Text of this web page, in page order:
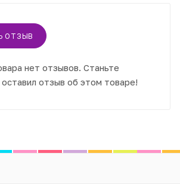
ОТЗЫВ
нет отзывов. Станьте
отзыв об этом товаре!